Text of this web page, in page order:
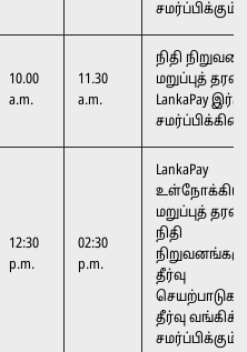
சமர்ப்பிக்கும்.
10.00
a.m.
11.30
a.m.
நிதி
மறுப்புத்
LankaPay இர்கு
12:30
p.m.
02:30
p.m.
LankaPay
உள்நோக்கிய
மறுப்புத்
நிதி
தீர்வு
தீர்வு
சமர்ப்பிக்கும்.